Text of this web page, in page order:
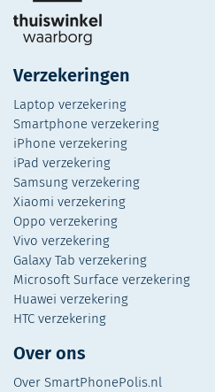
Verzekeringen
Laptop verzekering
Smartphone verzekering
iPhone verzekering
iPad verzekering
Samsung verzekering
Xiaomi verzekering
Oppo verzekering
Vivo verzekering
Galaxy Tab verzekering
Microsoft Surface verzekering
Huawei verzekering
HTC verzekering
Over ons
Over SmartPhonePolis.nl